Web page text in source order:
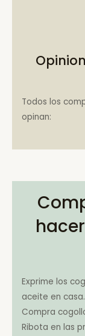
Todos los
opinan:
Exprime los
aceite en casa.
Compra
Ribota en las